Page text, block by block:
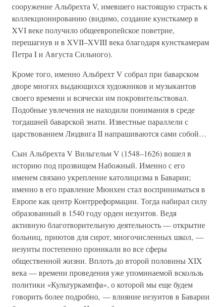
сооружение Альбрехта V, имевшего настоящую страсть к
коллекционированию (видимо, создание кунсткамер в
XVI веке получило общеевропейское поветрие,
перешагнув и в XVII–XVIII века благодаря кунсткамерам
Петра I и Августа Сильного).
Кроме того, именно Альбрехт V собрал при баварском
дворе многих выдающихся художников и музыкантов
своего времени и всячески им покровительствовал.
Подобные увлечения не находили понимания в среде
тогдашней баварской знати. Известные параллели с
царствованием Людвига II напрашиваются сами собой…
Сын Альбрехта V Вильгельм V (1548–1626) вошел в
историю под прозвищем Набожный. Именно с его
именем связано укрепление католицизма в Баварии;
именно в его правление Мюнхен стал восприниматься в
Европе как центр Контрреформации. Тогда набирал силу
образованный в 1540 году орден иезуитов. Ведя
активную благотворительную деятельность — открытие
больниц, приютов для сирот, многочисленных школ, —
иезуиты постепенно проникали во все сферы
общественной жизни. Вплоть до второй половины XIX
века — времени проведения уже упоминаемой вскользь
политики «Культуркампфа», о которой мы еще будем
говорить более подробно, — влияние иезуитов в Баварии